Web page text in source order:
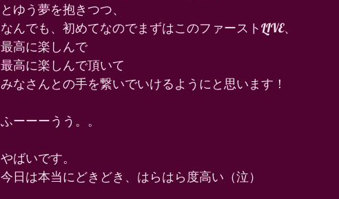
とゆう夢を抱きつつ、
なんでも、初めてなのでまずはこのファーストLIVE、
最高に楽しんで
最高に楽しんで頂いて
みなさんとの手を繋いでいけるようにと思います！
ふーーーうう。。
やばいです。
今日は本当にどきどき、はらはら度高い（泣）